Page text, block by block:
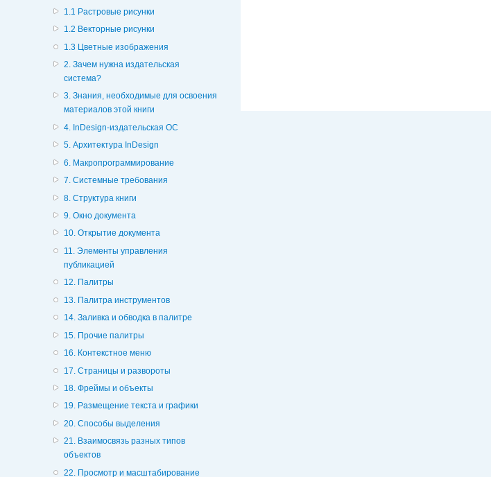
1.1 Растровые рисунки
1.2 Векторные рисунки
1.3 Цветные изображения
2. Зачем нужна издательская
система?
3. Знания, необходимые для освоения
материалов этой книги
4. InDesign-издательская ОС
5. Архитектура InDesign
6. Макропрограммирование
7. Системные требования
8. Структура книги
9. Окно документа
10. Открытие документа
11. Элементы управления
публикацией
12. Палитры
13. Палитра инструментов
14. Заливка и обводка в палитре
15. Прочие палитры
16. Контекстное меню
17. Страницы и развороты
18. Фреймы и объекты
19. Размещение текста и графики
20. Способы выделения
21. Взаимосвязь разных типов
объектов
22. Просмотр и масштабирование